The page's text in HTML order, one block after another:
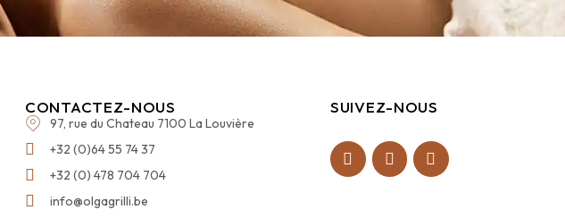
CONTACTEZ-NOUS
97, rue du Chateau 7100 La Louvière
+32 (0)64 55 74 37
+32 (0) 478 704 704
info@olgagrilli.be
SUIVEZ-NOUS